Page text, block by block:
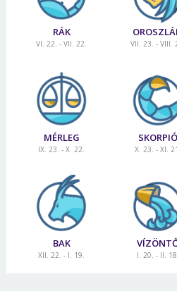
RÁK
VI. 22. - VII. 22. VII. 23. - VIII.
MÉRLEG
IX. 23. - X. 22.
SKORPIÓ
X. 23. - XI.
BAK
XII. 22. - I. 19. I. 20. - II.
Jelszó